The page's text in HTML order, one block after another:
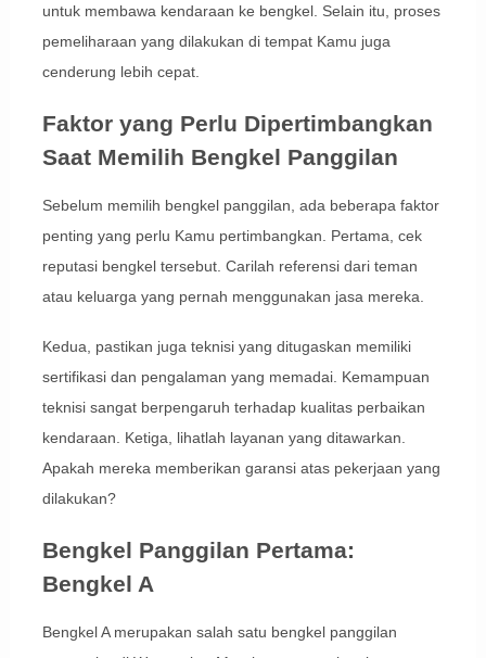
untuk membawa kendaraan ke bengkel. Selain itu, proses
pemeliharaan yang dilakukan di tempat Kamu juga
cenderung lebih cepat.
Faktor yang Perlu Dipertimbangkan
Saat Memilih Bengkel Panggilan
Sebelum memilih bengkel panggilan, ada beberapa faktor
penting yang perlu Kamu pertimbangkan. Pertama, cek
reputasi bengkel tersebut. Carilah referensi dari teman
atau keluarga yang pernah menggunakan jasa mereka.
Kedua, pastikan juga teknisi yang ditugaskan memiliki
sertifikasi dan pengalaman yang memadai. Kemampuan
teknisi sangat berpengaruh terhadap kualitas perbaikan
kendaraan. Ketiga, lihatlah layanan yang ditawarkan.
Apakah mereka memberikan garansi atas pekerjaan yang
dilakukan?
Bengkel Panggilan Pertama:
Bengkel A
Bengkel A merupakan salah satu bengkel panggilan